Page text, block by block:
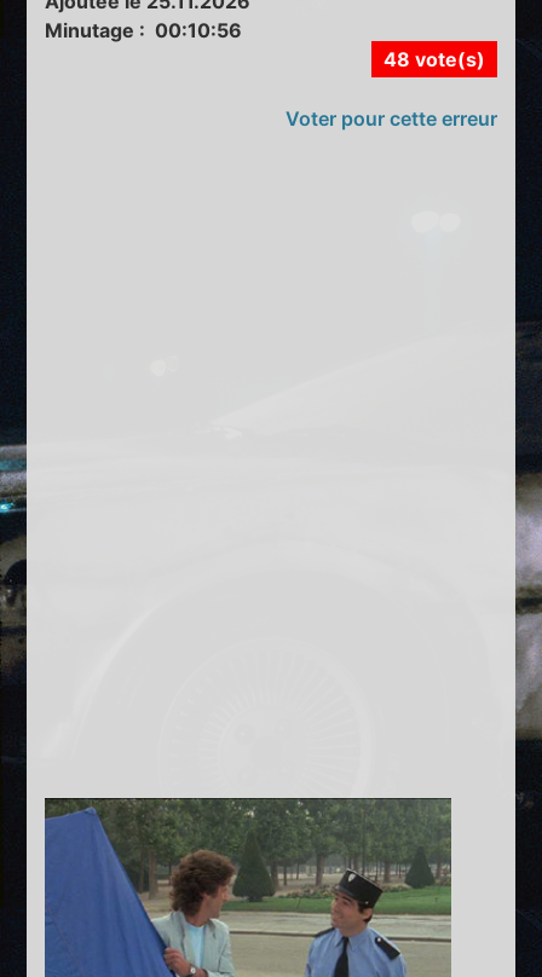
Minutage : 00:10:56
48 vote(s)
Voter pour cette erreur